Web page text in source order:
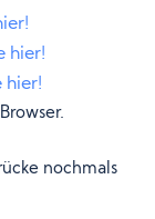
hier!
hier!
nochmals